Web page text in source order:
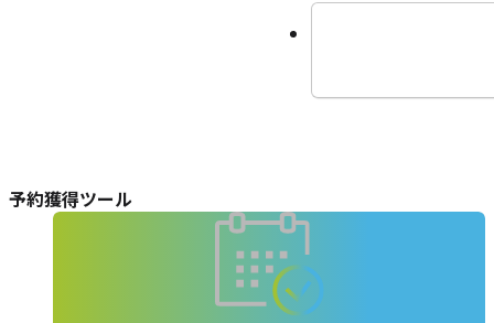
予約獲得ツール